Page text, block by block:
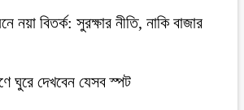
বিতর্ক: সুরক্ষার নীতি, নাকি বাজার
ঘুরে দেখবেন যেসব স্পট